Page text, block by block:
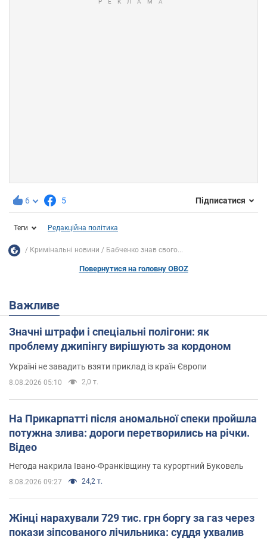
6 5 Підписатися
Теги Редакційна політика
Кримінальні новини Бабченко знав свого...
Повернутися на головну OBOZ
Важливе
Значні штрафи і спеціальні полігони: як
проблему джипінгу вирішують за кордоном
Україні не завадить взяти приклад із країн Європи
8.08.2026 05:10 2,0 т.
На Прикарпатті після аномальної спеки пройшла
потужна злива: дороги перетворились на річки.
Відео
Негода накрила Івано-Франківщину та курортний Буковель
8.08.2026 09:27 24,2 т.
Жінці нарахували 729 тис. грн боргу за газ через
покази зіпсованого лічильника: суддя ухвалив